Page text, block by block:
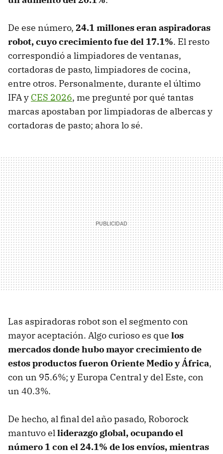
De ese número, 24.1 millones eran aspiradoras
robot, cuyo crecimiento fue del 17.1%. El resto
correspondió a limpiadores de ventanas,
cortadoras de pasto, limpiadores de cocina,
entre otros. Personalmente, durante el último
IFA y CES 2026, me pregunté por qué tantas
marcas apostaban por limpiadoras de albercas y
cortadoras de pasto; ahora lo sé.
Las aspiradoras robot son el segmento con
mayor aceptación. Algo curioso es que los
mercados donde hubo mayor crecimiento de
estos productos fueron Oriente Medio y África,
con un 95.6%; y Europa Central y del Este, con
un 40.3%.
De hecho, al final del año pasado, Roborock
mantuvo elliderazgo global, ocupando el
número 1 con el 24.1% de los envíos, mientras